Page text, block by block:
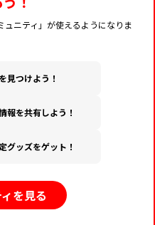
ニティ」が使えるようになりま
見つけよう！
報を共有しよう！
グッズをゲット！
を見る